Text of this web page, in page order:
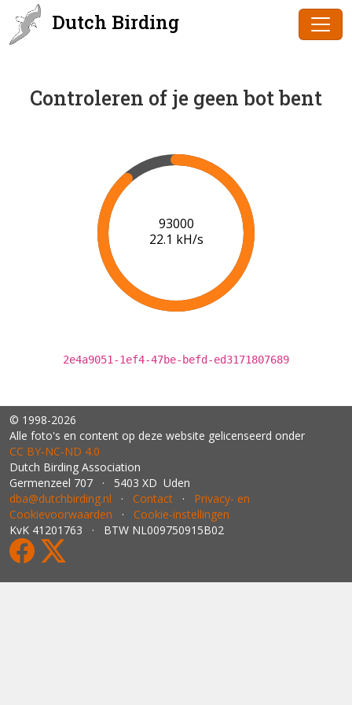
Dutch Birding
Controleren of je geen bot bent
95000
22.2 kH/s
2e4a9051-1ef4-47be-befd-ed3171807689
© 1998-2026
Alle foto's en content op deze website gelicenseerd onder
CC BY‑NC‑ND 4.0
Dutch Birding Association
Germenzeel 707 · 5403 XD Uden
dba@dutchbirding.nl · Contact · Privacy- en
Cookievoorwaarden · Cookie-instellingen
KvK 41201763 · BTW NL009750915B02